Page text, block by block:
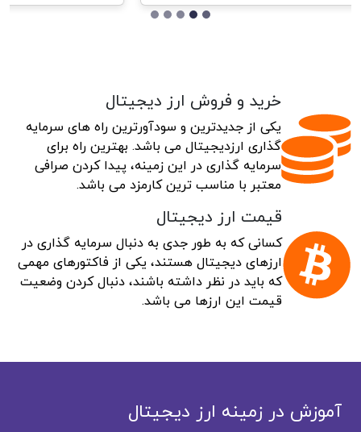
خرید و فروش ارز دیجیتال
یکی از جدیدترین و سودآورترین راه های سرمایه
گذاری ارزدیجیتال می باشد. بهترین راه برای
سرمایه گذاری در این زمینه، پیدا کردن صرافی
معتبر با مناسب ترین کارمزد می باشد.
قیمت ارز دیجیتال
کسانی که به طور جدی به دنبال سرمایه گذاری در
ارزهای دیجیتال هستند، یکی از فاکتورهای مهمی
که باید در نظر داشته باشند، دنبال کردن وضعیت
قیمت این ارزها می باشد.
آموزش در زمینه ارز دیجیتال